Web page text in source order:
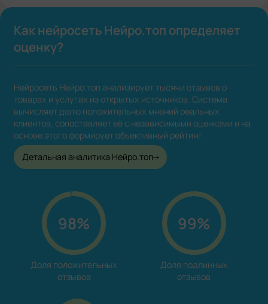
Как нейросеть Нейро.топ определяет
оценку?
Нейросеть Нейро.топ анализирует тысячи отзывов о
товарах и услугах из открытых источников. Система
вычисляет долю положительных мнений реальных
клиентов, сопоставляет её с независимыми оценками и на
основе этого формирует объективный рейтинг.
Детальная аналитика Нейро.топ
98%
Доля положительных
отзывов
99%
Доля подлинных
отзывов